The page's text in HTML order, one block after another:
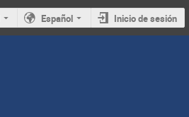
Español Inicio de sesión